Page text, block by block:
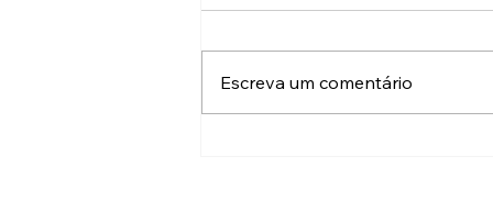
Escreva um comentário